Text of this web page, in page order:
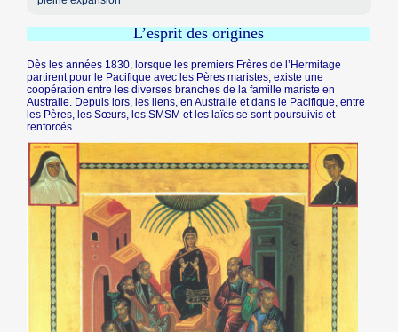
L’esprit des origines
Dès les années 1830, lorsque les premiers Frères de l’Hermitage
partirent pour le Pacifique avec les Pères maristes, existe une
coopération entre les diverses branches de la famille mariste en
Australie. Depuis lors, les liens, en Australie et dans le Pacifique, entre
les Pères, les Sœurs, les SMSM et les laïcs se sont poursuivis et
renforcés.